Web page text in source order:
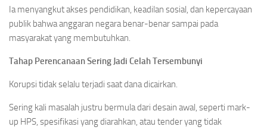
Ia menyangkut akses pendidikan, keadilan sosial, dan kepercayaan
publik bahwa anggaran negara benar-benar sampai pada
masyarakat yang membutuhkan.
Tahap Perencanaan Sering Jadi Celah Tersembunyi
Korupsi tidak selalu terjadi saat dana dicairkan.
Sering kali masalah justru bermula dari desain awal, seperti mark-
up HPS, spesifikasi yang diarahkan, atau tender yang tidak